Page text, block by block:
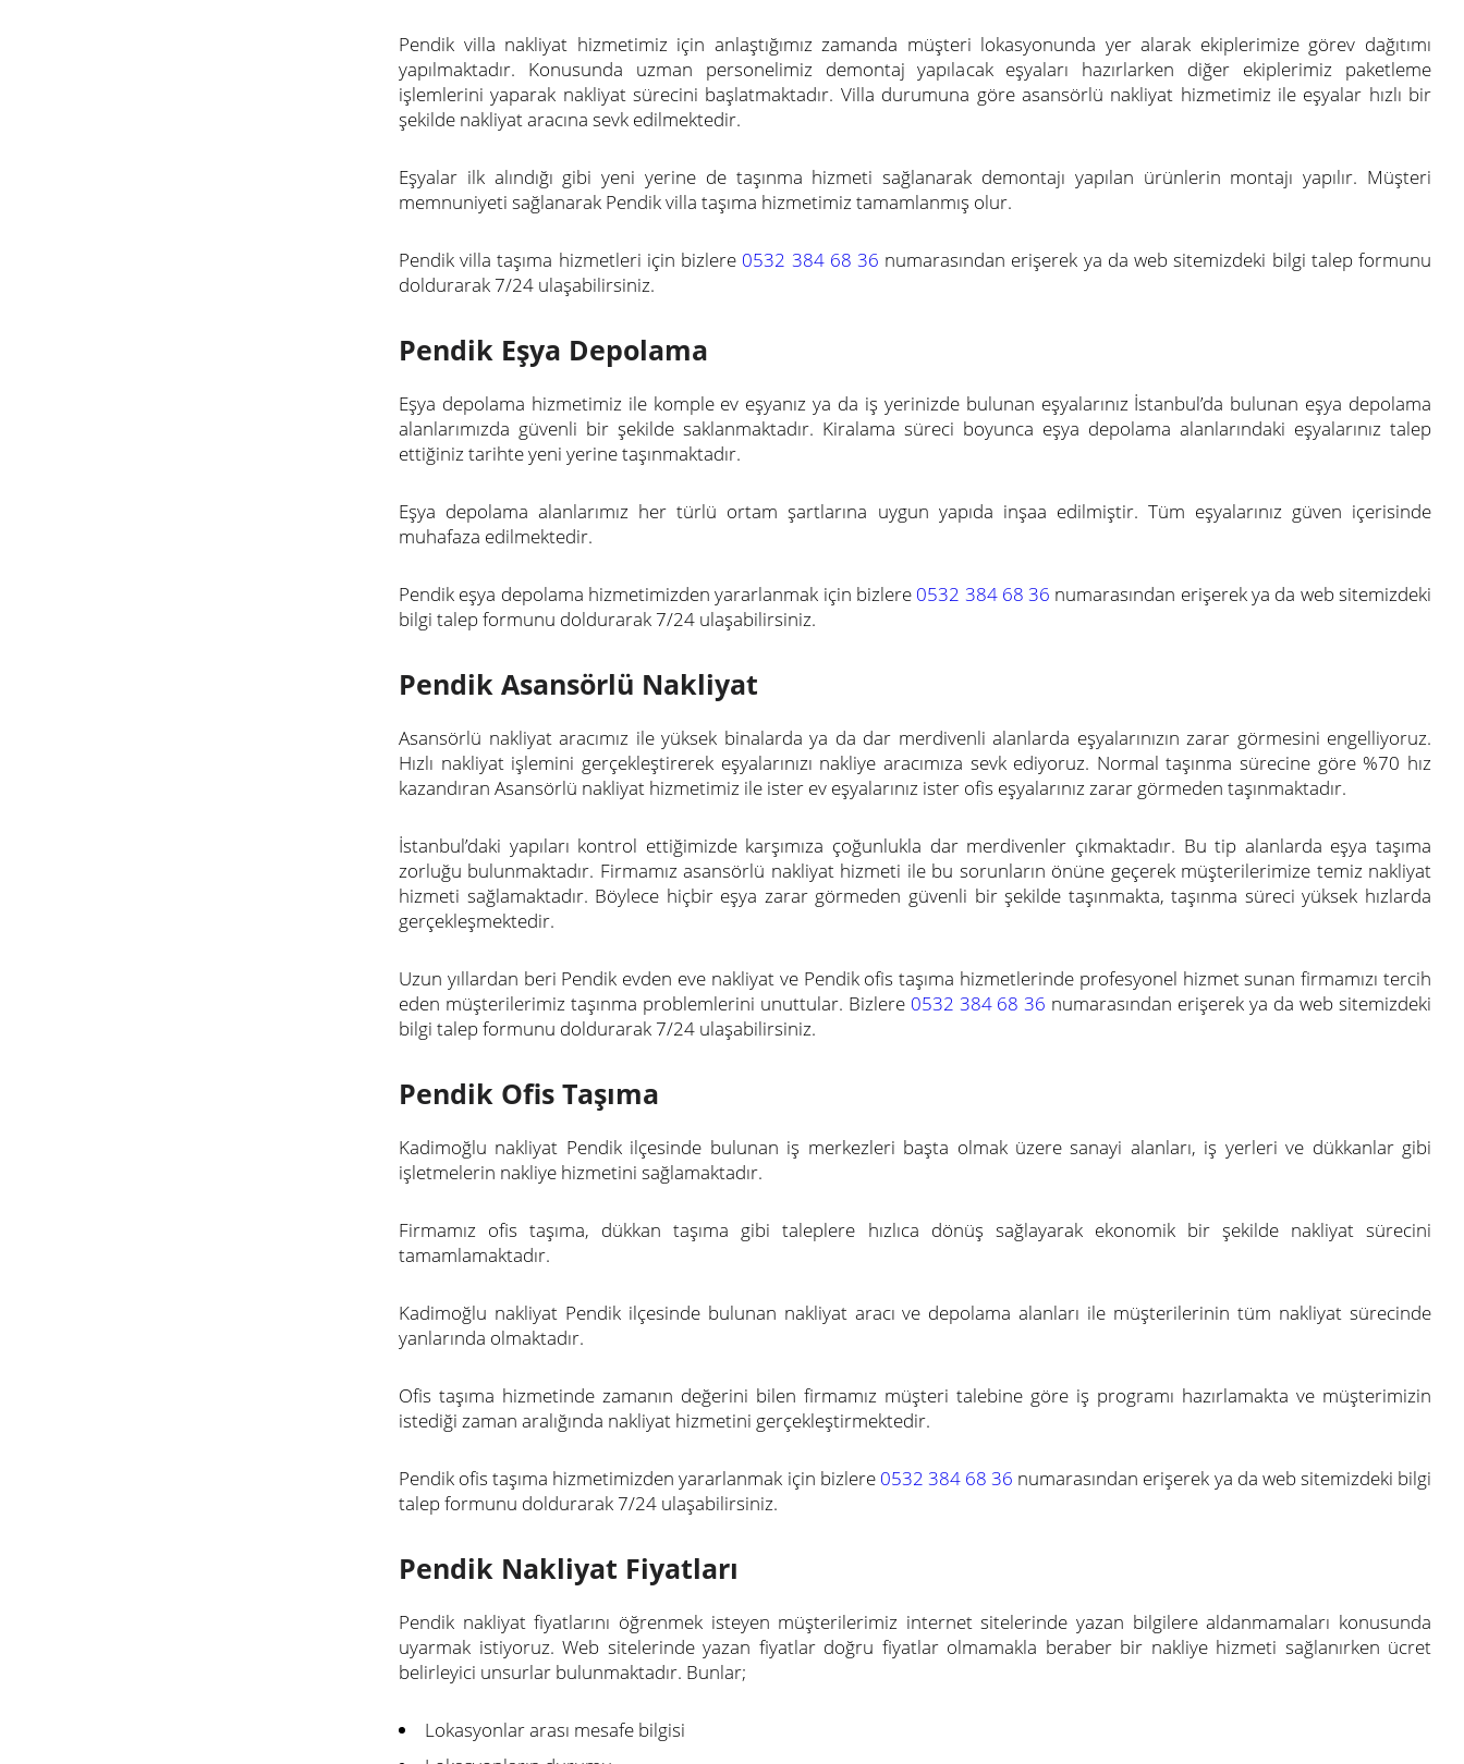
Pendik villa nakliyat hizmetimiz için anlaştığımız zamanda müşteri lokasyonunda yer alarak ekiplerimize görev dağıtımı
yapılmaktadır. Konusunda uzman personelimiz demontaj yapılacak eşyaları hazırlarken diğer ekiplerimiz paketleme
işlemlerini yaparak nakliyat sürecini başlatmaktadır. Villa durumuna göre asansörlü nakliyat hizmetimiz ile eşyalar hızlı bir
şekilde nakliyat aracına sevk edilmektedir.
Eşyalar ilk alındığı gibi yeni yerine de taşınma hizmeti sağlanarak demontajı yapılan ürünlerin montajı yapılır. Müşteri
memnuniyeti sağlanarak Pendik villa taşıma hizmetimiz tamamlanmış olur.
Pendik villa taşıma hizmetleri için bizlere 0532 384 68 36 numarasından erişerek ya da web sitemizdeki bilgi talep formunu
doldurarak 7/24 ulaşabilirsiniz.
Pendik Eşya Depolama
Eşya depolama hizmetimiz ile komple ev eşyanız ya da iş yerinizde bulunan eşyalarınız İstanbul’da bulunan eşya depolama
alanlarımızda güvenli bir şekilde saklanmaktadır. Kiralama süreci boyunca eşya depolama alanlarındaki eşyalarınız talep
ettiğiniz tarihte yeni yerine taşınmaktadır.
Eşya depolama alanlarımız her türlü ortam şartlarına uygun yapıda inşaa edilmiştir. Tüm eşyalarınız güven içerisinde
muhafaza edilmektedir.
Pendik eşya depolama hizmetimizden yararlanmak için bizlere 0532 384 68 36 numarasından erişerek ya da web sitemizdeki
bilgi talep formunu doldurarak 7/24 ulaşabilirsiniz.
Pendik Asansörlü Nakliyat
Asansörlü nakliyat aracımız ile yüksek binalarda ya da dar merdivenli alanlarda eşyalarınızın zarar görmesini engelliyoruz.
Hızlı nakliyat işlemini gerçekleştirerek eşyalarınızı nakliye aracımıza sevk ediyoruz. Normal taşınma sürecine göre %70 hız
kazandıran Asansörlü nakliyat hizmetimiz ile ister ev eşyalarınız ister ofis eşyalarınız zarar görmeden taşınmaktadır.
İstanbul’daki yapıları kontrol ettiğimizde karşımıza çoğunlukla dar merdivenler çıkmaktadır. Bu tip alanlarda eşya taşıma
zorluğu bulunmaktadır. Firmamız asansörlü nakliyat hizmeti ile bu sorunların önüne geçerek müşterilerimize temiz nakliyat
hizmeti sağlamaktadır. Böylece hiçbir eşya zarar görmeden güvenli bir şekilde taşınmakta, taşınma süreci yüksek hızlarda
gerçekleşmektedir.
Uzun yıllardan beri Pendik evden eve nakliyat ve Pendik ofis taşıma hizmetlerinde profesyonel hizmet sunan firmamızı tercih
eden müşterilerimiz taşınma problemlerini unuttular. Bizlere 0532 384 68 36 numarasından erişerek ya da web sitemizdeki
bilgi talep formunu doldurarak 7/24 ulaşabilirsiniz.
Pendik Ofis Taşıma
Kadimoğlu nakliyat Pendik ilçesinde bulunan iş merkezleri başta olmak üzere sanayi alanları, iş yerleri ve dükkanlar gibi
işletmelerin nakliye hizmetini sağlamaktadır.
Firmamız ofis taşıma, dükkan taşıma gibi taleplere hızlıca dönüş sağlayarak ekonomik bir şekilde nakliyat sürecini
tamamlamaktadır.
Kadimoğlu nakliyat Pendik ilçesinde bulunan nakliyat aracı ve depolama alanları ile müşterilerinin tüm nakliyat sürecinde
yanlarında olmaktadır.
Ofis taşıma hizmetinde zamanın değerini bilen firmamız müşteri talebine göre iş programı hazırlamakta ve müşterimizin
istediği zaman aralığında nakliyat hizmetini gerçekleştirmektedir.
Pendik ofis taşıma hizmetimizden yararlanmak için bizlere 0532 384 68 36 numarasından erişerek ya da web sitemizdeki bilgi
talep formunu doldurarak 7/24 ulaşabilirsiniz.
Pendik Nakliyat Fiyatları
Pendik nakliyat fiyatlarını öğrenmek isteyen müşterilerimiz internet sitelerinde yazan bilgilere aldanmamaları konusunda
uyarmak istiyoruz. Web sitelerinde yazan fiyatlar doğru fiyatlar olmamakla beraber bir nakliye hizmeti sağlanırken ücret
belirleyici unsurlar bulunmaktadır. Bunlar;
Lokasyonlar arası mesafe bilgisi